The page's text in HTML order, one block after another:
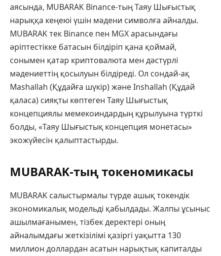
аясында, MUBARAK Binance-тың Таяу Шығыстық
нарыққа кеңеюі үшін мәдени символға айналды.
MUBARAK тек Binance пен MGX арасындағы
әріптестікке батасын білдіріп қана қоймай,
сонымен қатар криптовалюта мен дәстүрлі
мәдениеттің қосылуын білдіреді. Ол сондай-ақ
Mashallah (Құдайға шүкір) және Inshallah (Құдай
қаласа) сияқты көптеген Таяу Шығыстық
концепциялы мемекоиндардың құрылуына түрткі
болды, «Таяу Шығыстық концепция монетасы»
экожүйесін қалыптастырды.
MUBARAK-тың токеномикасы
MUBARAK салыстырмалы түрде ашық токендік
экономикалық модельді қабылдады. Жалпы ұсыныс
ашылмағанымен, тізбек деректері оның
айналымдағы жеткізілімі қазіргі уақытта 130
миллион доллардан асатын нарықтық капиталды